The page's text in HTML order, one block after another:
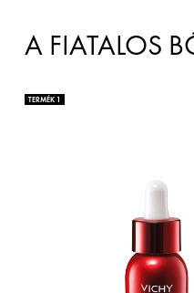
A FIATALOS
TERMÉK 1